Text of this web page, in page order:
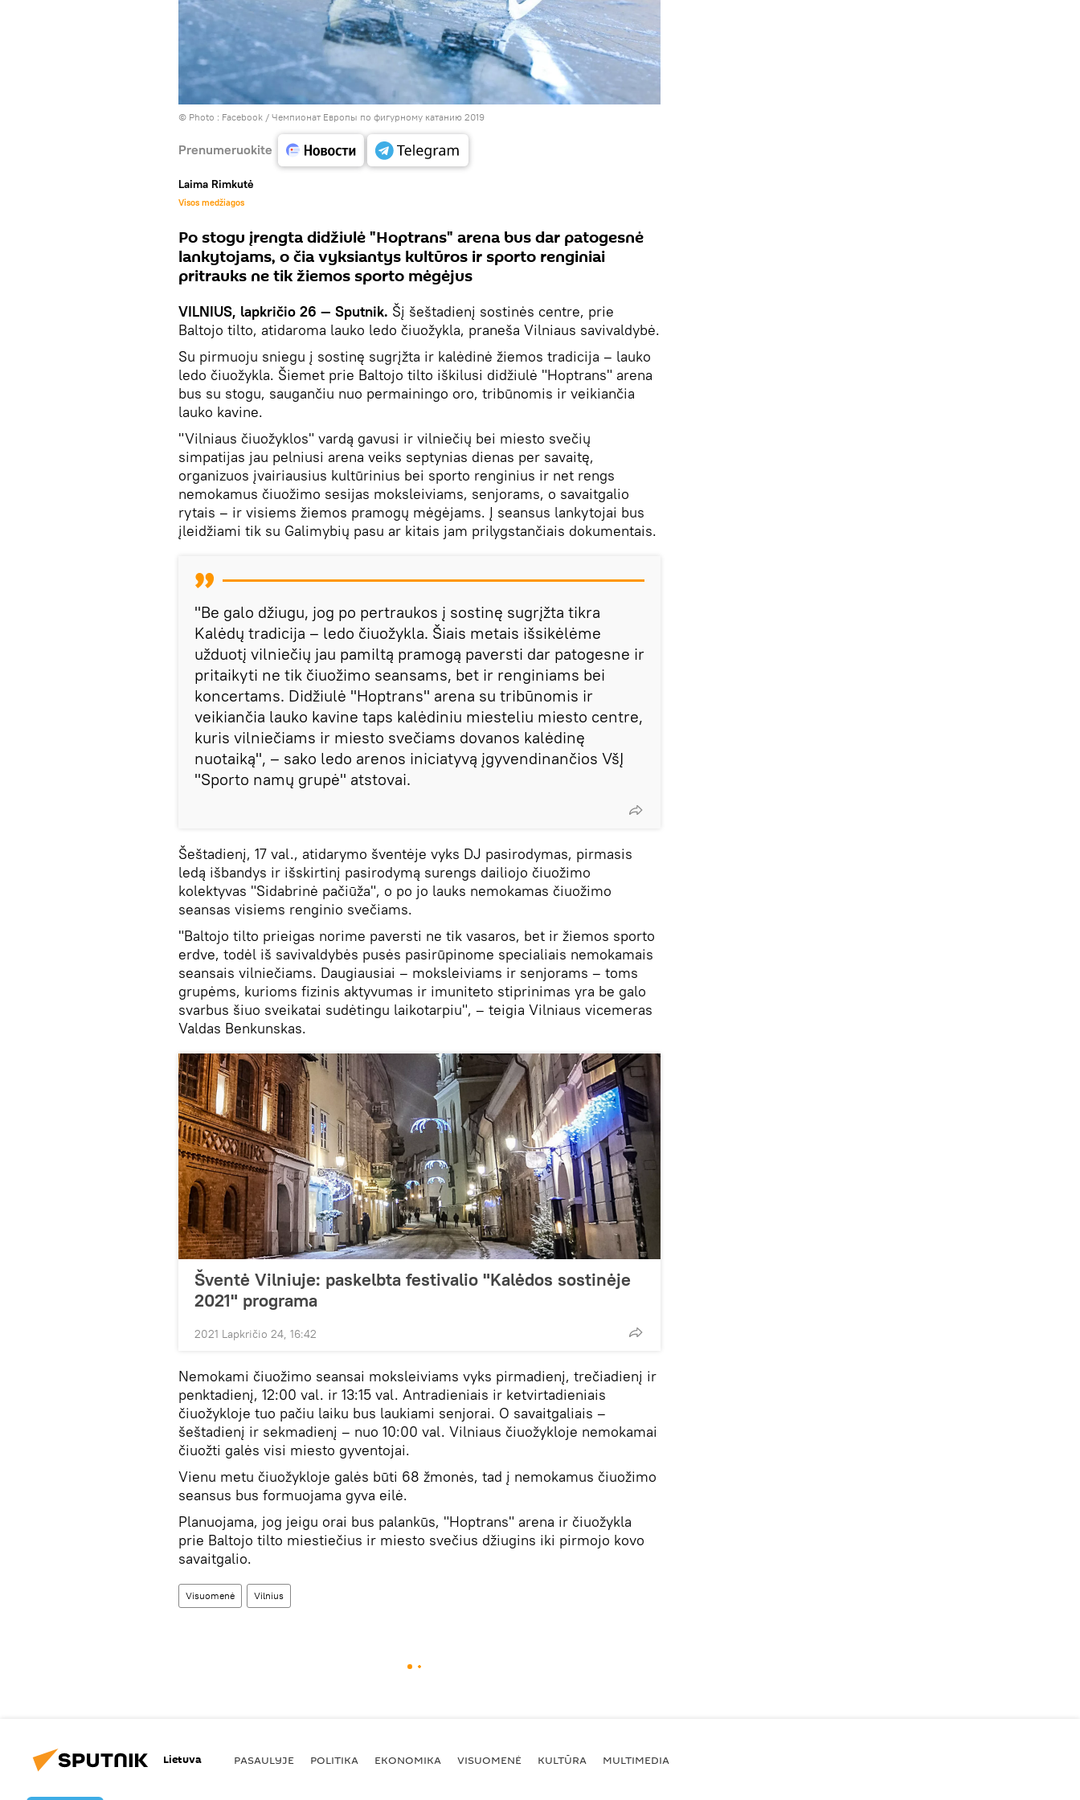
© Photo : Facebook / Чемпионат Европы по фигурному катанию 2019
Prenumeruokite
Laima Rimkutė
Visos medžiagos
Po stogu įrengta didžiulė "Hoptrans" arena bus dar patogesnė
lankytojams, o čia vyksiantys kultūros ir sporto renginiai
pritrauks ne tik žiemos sporto mėgėjus
VILNIUS, lapkričio 26 — Sputnik. Šį šeštadienį sostinės centre, prie
Baltojo tilto, atidaroma lauko ledo čiuožykla, praneša Vilniaus savivaldybė.
Su pirmuoju sniegu į sostinę sugrįžta ir kalėdinė žiemos tradicija – lauko
ledo čiuožykla. Šiemet prie Baltojo tilto iškilusi didžiulė "Hoptrans" arena
bus su stogu, saugančiu nuo permainingo oro, tribūnomis ir veikiančia
lauko kavine.
"Vilniaus čiuožyklos" vardą gavusi ir vilniečių bei miesto svečių
simpatijas jau pelniusi arena veiks septynias dienas per savaitę,
organizuos įvairiausius kultūrinius bei sporto renginius ir net rengs
nemokamus čiuožimo sesijas moksleiviams, senjorams, o savaitgalio
rytais – ir visiems žiemos pramogų mėgėjams. Į seansus lankytojai bus
įleidžiami tik su Galimybių pasu ar kitais jam prilygstančiais dokumentais.
"Be galo džiugu, jog po pertraukos į sostinę sugrįžta tikra
Kalėdų tradicija – ledo čiuožykla. Šiais metais išsikėlėme
užduotį vilniečių jau pamiltą pramogą paversti dar patogesne ir
pritaikyti ne tik čiuožimo seansams, bet ir renginiams bei
koncertams. Didžiulė "Hoptrans" arena su tribūnomis ir
veikiančia lauko kavine taps kalėdiniu miesteliu miesto centre,
kuris vilniečiams ir miesto svečiams dovanos kalėdinę
nuotaiką", – sako ledo arenos iniciatyvą įgyvendinančios VšĮ
"Sporto namų grupė" atstovai.
Šeštadienį, 17 val., atidarymo šventėje vyks DJ pasirodymas, pirmasis
ledą išbandys ir išskirtinį pasirodymą surengs dailiojo čiuožimo
kolektyvas "Sidabrinė pačiūža", o po jo lauks nemokamas čiuožimo
seansas visiems renginio svečiams.
"Baltojo tilto prieigas norime paversti ne tik vasaros, bet ir žiemos sporto
erdve, todėl iš savivaldybės pusės pasirūpinome specialiais nemokamais
seansais vilniečiams. Daugiausiai – moksleiviams ir senjorams – toms
grupėms, kurioms fizinis aktyvumas ir imuniteto stiprinimas yra be galo
svarbus šiuo sveikatai sudėtingu laikotarpiu", – teigia Vilniaus vicemeras
Valdas Benkunskas.
Šventė Vilniuje: paskelbta festivalio "Kalėdos sostinėje
2021" programa
2021 Lapkričio 24, 16:42
Nemokami čiuožimo seansai moksleiviams vyks pirmadienį, trečiadienį ir
penktadienį, 12:00 val. ir 13:15 val. Antradieniais ir ketvirtadieniais
čiuožykloje tuo pačiu laiku bus laukiami senjorai. O savaitgaliais –
šeštadienį ir sekmadienį – nuo 10:00 val. Vilniaus čiuožykloje nemokamai
čiuožti galės visi miesto gyventojai.
Vienu metu čiuožykloje galės būti 68 žmonės, tad į nemokamus čiuožimo
seansus bus formuojama gyva eilė.
Planuojama, jog jeigu orai bus palankūs, "Hoptrans" arena ir čiuožykla
prie Baltojo tilto miestiečius ir miesto svečius džiugins iki pirmojo kovo
savaitgalio.
Visuomenė Vilnius
Lietuva PASAULYJE POLITIKA EKONOMIKA VISUOMENĖ KULTŪRA MULTIMEDIA